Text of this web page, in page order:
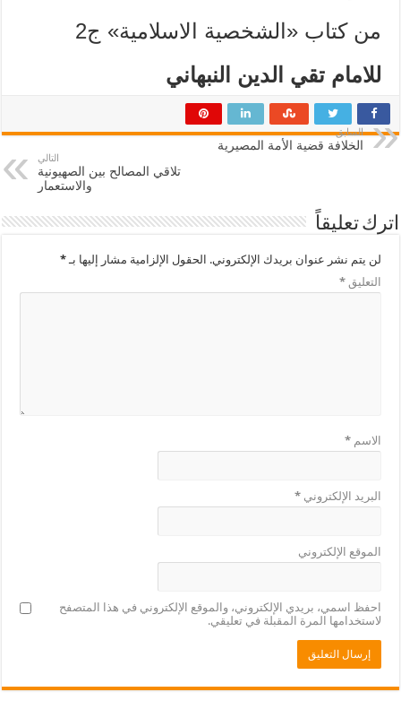
من كتاب «الشخصية الاسلامية» ج2
للامام تقي الدين النبهاني
السابق
الخلافة قضية الأمة المصيرية
التالي
تلاقي المصالح بين الصهيونية
والاستعمار
اترك تعليقاً
لن يتم نشر عنوان بريدك الإلكتروني. الحقول الإلزامية مشار إليها بـ*
التعليق*
الاسم*
البريد الإلكتروني*
الموقع الإلكتروني
احفظ اسمي، بريدي الإلكتروني، والموقع الإلكتروني في هذا المتصفح
لاستخدامها المرة المقبلة في تعليقي.